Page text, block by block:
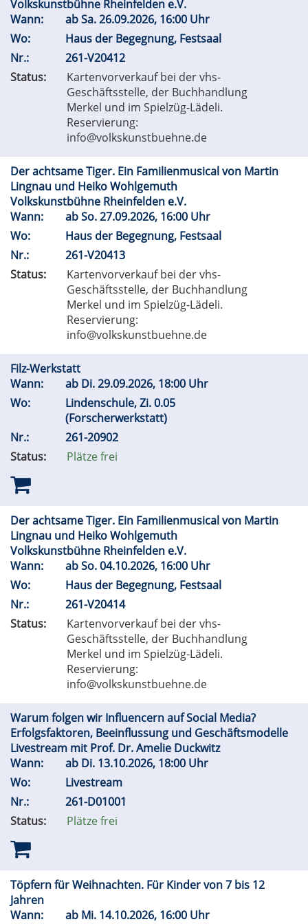
Volkskunstbühne Rheinfelden e.V.
Wann:
abSa.26.09.2026, 16:00 Uhr
Wo:
Haus der Begegnung, Festsaal
Nr.:
261-V20412
Status:
Kartenvorverkauf bei der vhs-
Geschäftsstelle, der Buchhandlung
Merkel und im Spielzüg-Lädeli.
Reservierung:
info@volkskunstbuehne.de
Der achtsame Tiger. Ein Familienmusical von Martin
Lingnau und Heiko Wohlgemuth
Volkskunstbühne Rheinfelden e.V.
Wann:
abSo.27.09.2026, 16:00 Uhr
Wo:
Haus der Begegnung, Festsaal
Nr.:
261-V20413
Status:
Kartenvorverkauf bei der vhs-
Geschäftsstelle, der Buchhandlung
Merkel und im Spielzüg-Lädeli.
Reservierung:
info@volkskunstbuehne.de
Filz-Werkstatt
Wann:
ab Di.29.09.2026, 18:00 Uhr
Wo:
Lindenschule, Zi. 0.05
(Forscherwerkstatt)
Nr.:
261-20902
Status:
Plätze frei
Der achtsame Tiger. Ein Familienmusical von Martin
Lingnau und Heiko Wohlgemuth
Volkskunstbühne Rheinfelden e.V.
Wann:
abSo.04.10.2026, 16:00 Uhr
Wo:
Haus der Begegnung, Festsaal
Nr.:
261-V20414
Status:
Kartenvorverkauf bei der vhs-
Geschäftsstelle, der Buchhandlung
Merkel und im Spielzüg-Lädeli.
Reservierung:
info@volkskunstbuehne.de
Warum folgen wir Influencern auf Social Media?
Erfolgsfaktoren, Beeinflussung und Geschäftsmodelle
Livestream mit Prof. Dr. Amelie Duckwitz
Wann:
ab Di. 13.10.2026, 18:00 Uhr
Wo:
Livestream
Nr.:
261-D01001
Status:
Plätze frei
Töpfern für Weihnachten. Für Kinder von 7 bis 12
Jahren
Wann:
ab Mi. 14.10.2026, 16:00 Uhr